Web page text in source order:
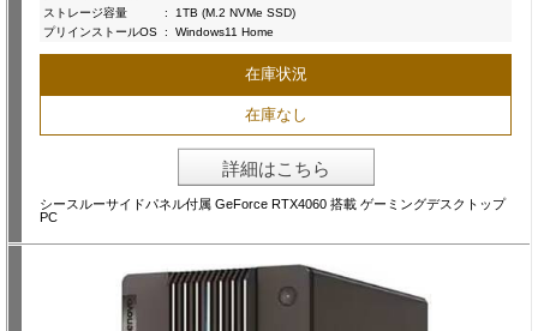
ストレージ容量
:
1TB (M.2 NVMe SSD)
プリインストールOS : Windows11 Home
在庫状況
在庫なし
詳細はこちら
シースルーサイドパネル付属 GeForce RTX4060 搭載 ゲーミングデスクトップ
PC